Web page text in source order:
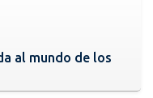
al mundo de los